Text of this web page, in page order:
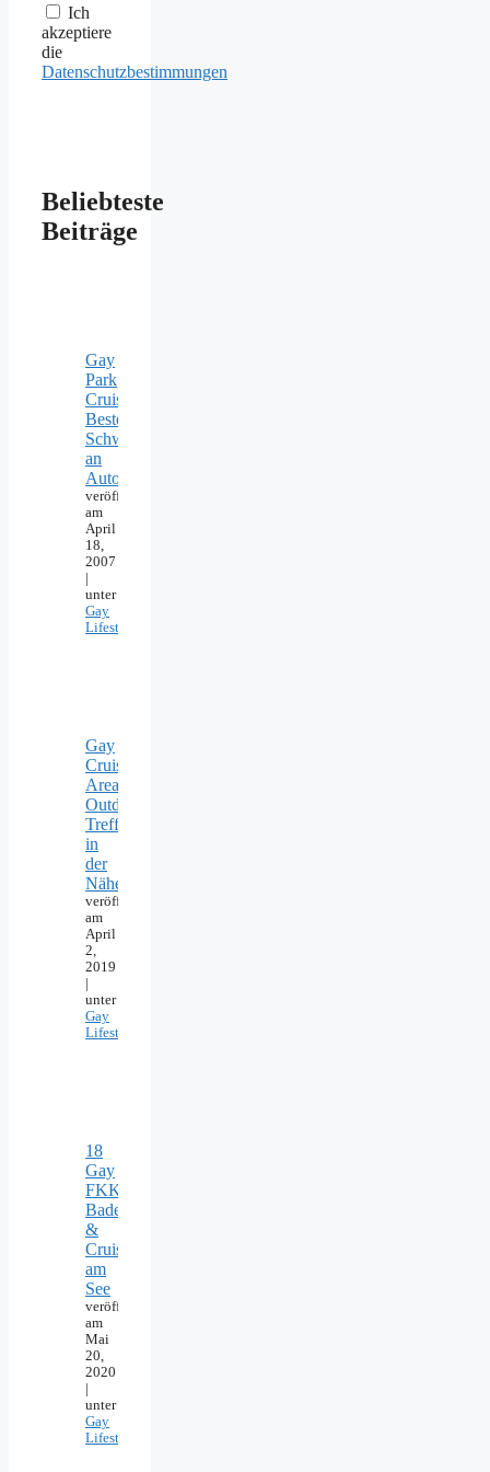
Ich
akzeptiere
die
Datenschutzbestimmungen
Beliebteste
Beiträge
Gay
Parkplatz
Cruising:
Beste
Schwulentreffs
an
Autobahn
veröffentlicht
am
April
18,
2007
unter
Gay
Lifestyle
Gay
Cruising
Areas:
Outdoor-
Treffpunkte
in
der
Nähe
veröffentlicht
am
April
2,
2019
unter
Gay
Lifestyle
18
Gay
FKK-
Badeseen
&
Cruising
am
See
veröffentlicht
am
Mai
20,
2020
unter
Gay
Lifestyle